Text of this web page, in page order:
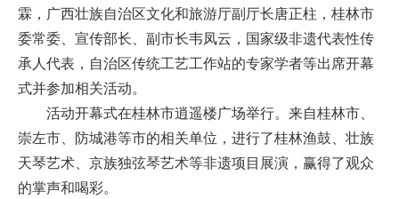
霖，广西壮族自治区文化和旅游厅副厅长唐正柱，桂林市
委常委、宣传部长、副市长韦凤云，国家级非遗代表性传
承人代表，自治区传统工艺工作站的专家学者等出席开幕
式并参加相关活动。
活动开幕式在桂林市逍遥楼广场举行。来自桂林市、
崇左市、防城港等市的相关单位，进行了桂林渔鼓、壮族
天琴艺术、京族独弦琴艺术等非遗项目展演，赢得了观众
的掌声和喝彩。